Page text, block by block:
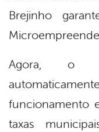
Brejinho
Agora, o
funcionamento
taxas